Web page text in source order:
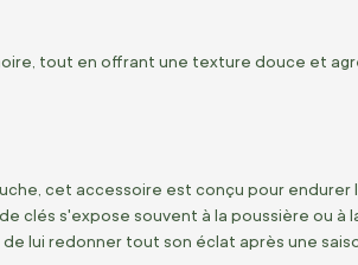
tout en offrant une texture douce et
cet accessoire est conçu pour
clés s'expose souvent à la poussière ou à
de lui redonner tout son éclat après une